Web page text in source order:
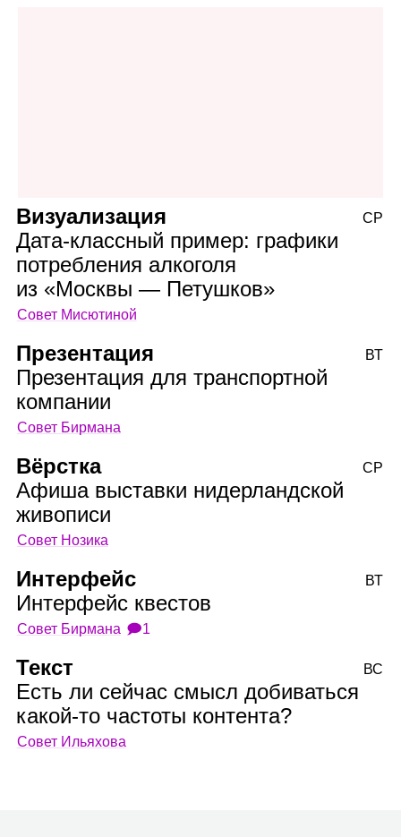
Визуализация
Дата‑классный пример: графики
потребления алкоголя
из «Москвы — Петушков»
Совет Мисютиной
СР
Презентация
Презентация для транспортной
компании
Совет Бирмана
ВТ
Вёрстка
Афиша выставки нидерландской
живописи
Совет Нозика
СР
Интерфейс
Интерфейс квестов
Совет Бирмана 🗩1
ВТ
Текст
Есть ли сейчас смысл добиваться
какой‑то частоты контента?
Совет Ильяхова
ВС